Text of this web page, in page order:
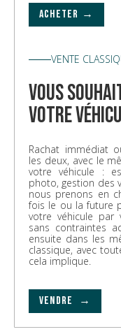
ACHETER →
VENTE
vous
votre
Rachat immédiat
les deux, avec le
votre véhicule :
photo, gestion des
nous prenons en
fois le ou la future
votre véhicule
sans contraintes
ensuite dans les
classique, avec
cela implique.
VENDRE →